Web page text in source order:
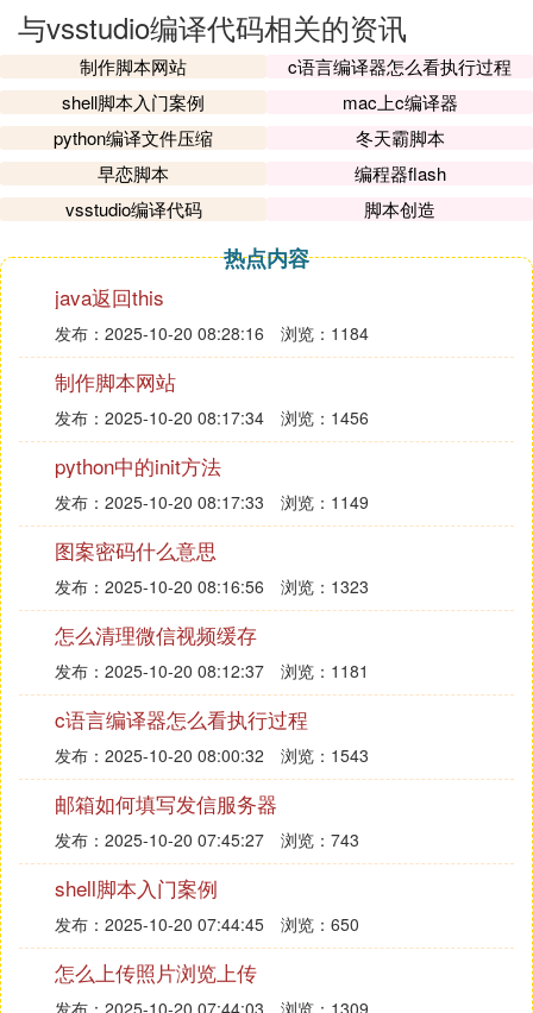
与vsstudio编译代码相关的资讯
制作脚本网站
c语言编译器怎么看执行过程
shell脚本入门案例
mac上c编译器
python编译文件压缩
冬天霸脚本
早恋脚本
编程器flash
vsstudio编译代码
脚本创造
热点内容
java返回this
发布：2025-10-20 08:28:16 浏览：1184
制作脚本网站
发布：2025-10-20 08:17:34 浏览：1456
python中的init方法
发布：2025-10-20 08:17:33 浏览：1149
图案密码什么意思
发布：2025-10-20 08:16:56 浏览：1323
怎么清理微信视频缓存
发布：2025-10-20 08:12:37 浏览：1181
c语言编译器怎么看执行过程
发布：2025-10-20 08:00:32 浏览：1543
邮箱如何填写发信服务器
发布：2025-10-20 07:45:27 浏览：743
shell脚本入门案例
发布：2025-10-20 07:44:45 浏览：650
怎么上传照片浏览上传
发布：2025-10-20 07:44:03 浏览：1309